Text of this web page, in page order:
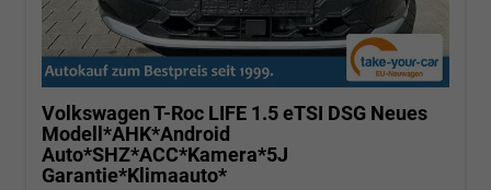
Volkswagen T-Roc LIFE 1.5 eTSI DSG Neues
Modell*AHK*Android
Auto*SHZ*ACC*Kamera*5J
Garantie*Klimaauto*